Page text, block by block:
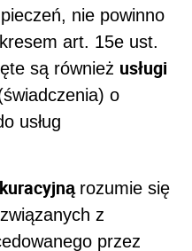
nie powinno
art. 15e ust.
są również usługi
o
usług
rozumie się
z
przez